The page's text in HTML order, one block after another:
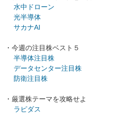
水中ドローン
光半導体
サカナAI
・今週の注目株ベスト５
半導体注目株
データセンター注目株
防衛注目株
・厳選株テーマを攻略せよ
ラピダス